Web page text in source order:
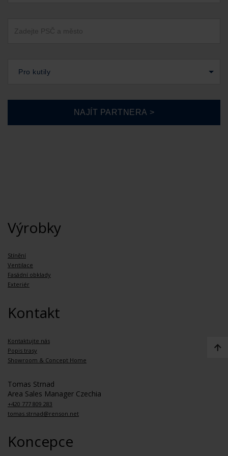
Pro kutily
Výrobky
Stínění
Ventilace
Fasádní obklady
Exteriér
Kontakt
Kontaktujte nás
Popis trasy
Showroom & Concept Home
Tomas Strnad
Area Sales Manager Czechia
+420 777 809 283
tomas.strnad@renson.net
Koncepce